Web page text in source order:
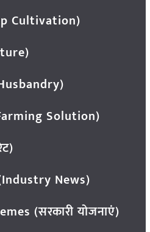
Cultivation)
Solution)
News)
(सरकारी योजनाएं)